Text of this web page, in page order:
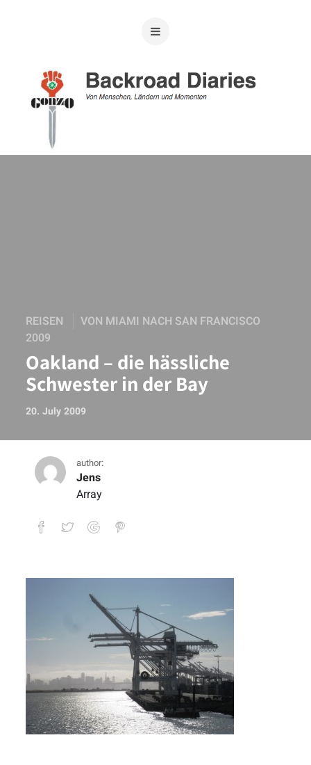
REISEN
VON MIAMI NACH SAN FRANCISCO
2009
Oakland – die hässliche
Schwester in der Bay
20. July 2009
author:
Jens
Array
Oakland – die hässliche Schwester in